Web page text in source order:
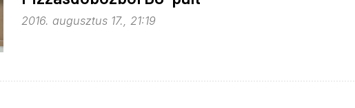
2016. augusztus 17., 21:19